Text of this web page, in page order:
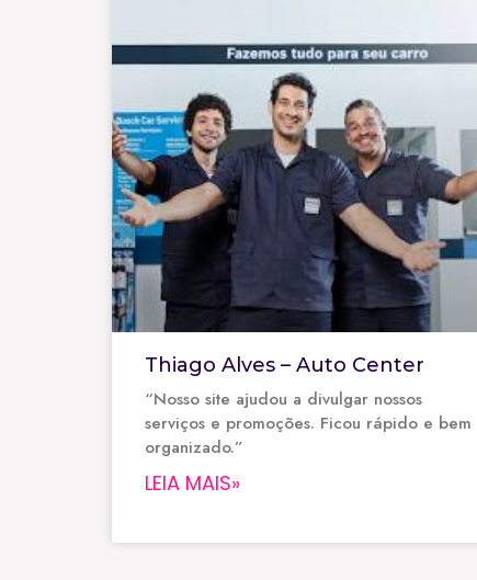
Thiago Alves – Auto Center
“Nosso site ajudou a divulgar nossos
serviços e promoções. Ficou rápido e bem
organizado.”
LEIA MAIS»